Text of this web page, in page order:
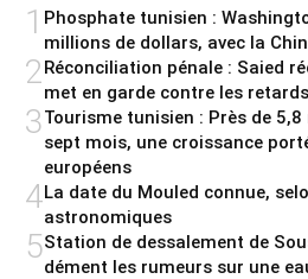
1 Phosphate tunisien :
millions de dollars, avec la
2Réconciliation pénale : Saied
met en garde contre les retards
3Tourisme tunisien : Près de
sept mois, une croissance
européens
4La date du Mouled connue,
astronomiques
5Station de dessalement de
dément les rumeurs sur une